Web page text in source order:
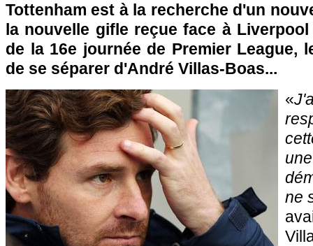
Tottenham est à la recherche d'un
la nouvelle gifle reçue face à
de la 16e journée de Premier League,
de se séparer d'André Villas-Boas...
«
ne